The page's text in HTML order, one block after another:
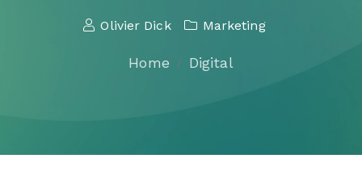
Olivier Dick Marketing
Home Digital